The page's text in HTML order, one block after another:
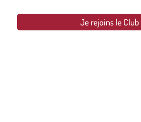
Je rejoins le Club